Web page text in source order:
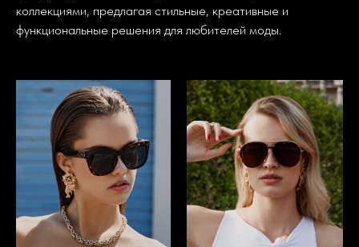
коллекциями, предлагая стильные, креативные и
функциональные решения для любителей моды.